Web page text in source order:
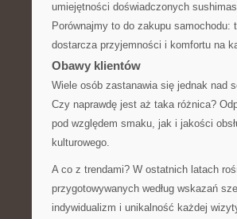
umiejętności doświadczonych
Porównajmy to do zakupu
dostarcza przyjemności i komfortu na
Obawy klientów
Wiele osób zastanawia się jednak nad
Czy naprawdę jest aż taka różnica?
pod względem smaku, jak i jakości
kulturowego.
A co z trendami? W ostatnich latach
przygotowywanych według wskazań
indywidualizm i unikalność każdej